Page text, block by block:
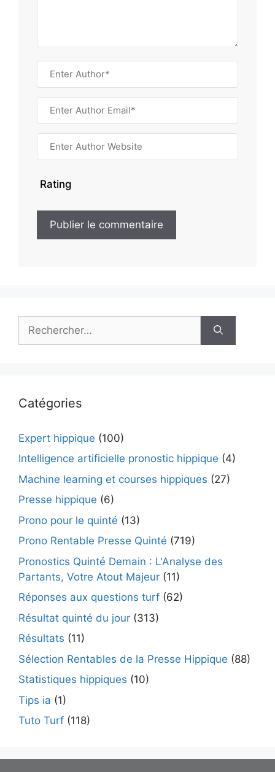
Rating
Catégories
Expert hippique (100)
Intelligence artificielle pronostic hippique (4)
Machine learning et courses hippiques (27)
Presse hippique (6)
Prono pour le quinté (13)
Prono Rentable Presse Quinté (719)
Pronostics Quinté Demain : L'Analyse des
Partants, Votre Atout Majeur (11)
Réponses aux questions turf (62)
Résultat quinté du jour (313)
Résultats (11)
Sélection Rentables de la Presse Hippique (88)
Statistiques hippiques (10)
Tips ia (1)
Tuto Turf (118)